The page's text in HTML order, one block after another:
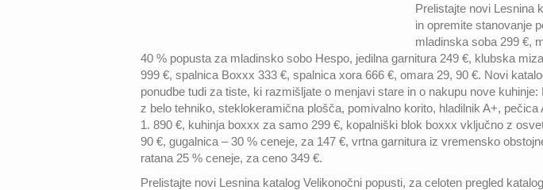
Prelistajte novi Lesnina
in opremite stanovanje
mladinska soba 299 €,
40 % popusta za mladinsko sobo Hespo, jedilna garnitura 249 €, klubska
999 €, spalnica Boxxx 333 €, spalnica xora 666 €, omara 29, 90 €. Novi
ponudbe tudi za tiste, ki razmišljate o menjavi stare in o nakupu nove
z belo tehniko, steklokeramična plošča, pomivalno korito, hladilnik A+, pečica
1. 890 €, kuhinja boxxx za samo 299 €, kopalniški blok boxxx vključno z
90 €, gugalnica – 30 % ceneje, za 147 €, vrtna garnitura iz vremensko
ratana 25 % ceneje, za ceno 349 €.
Prelistajte novi Lesnina katalog Velikonočni popusti, za celoten pregled